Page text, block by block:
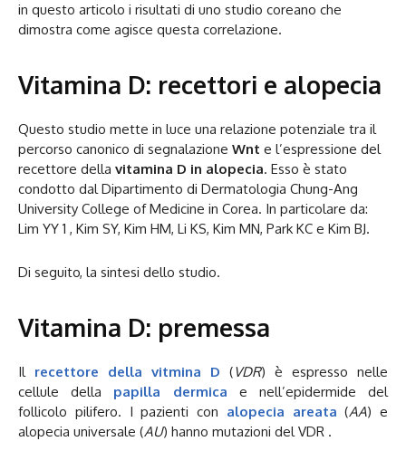
in questo articolo i risultati di uno studio coreano che
dimostra come agisce questa correlazione.
Vitamina D: recettori e alopecia
Questo studio mette in luce una relazione potenziale tra il
percorso canonico di segnalazione Wnt e l’espressione del
recettore della vitamina D in alopecia. Esso è stato
condotto dal Dipartimento di Dermatologia Chung-Ang
University College of Medicine in Corea. In particolare da:
Lim YY 1 , Kim SY, Kim HM, Li KS, Kim MN, Park KC e Kim BJ.
Di seguito, la sintesi dello studio.
Vitamina D: premessa
Il recettore della vitmina D (VDR) è espresso nelle
cellule della papilla dermica e nell’epidermide del
follicolo pilifero. I pazienti con alopecia areata (AA) e
alopecia universale (AU) hanno mutazioni del VDR .